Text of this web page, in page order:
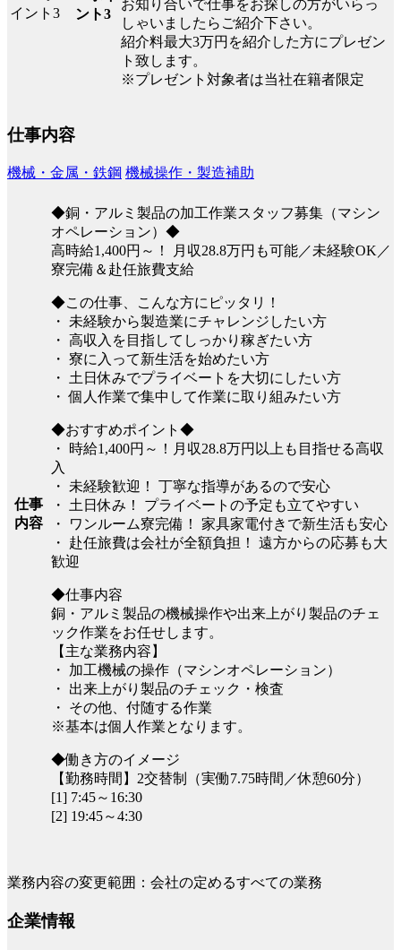
ント3
お知り合いで仕事をお探しの方がいらっ
しゃいましたらご紹介下さい。
紹介料最大3万円を紹介した方にプレゼン
ト致します。
※プレゼント対象者は当社在籍者限定
仕事内容
機械・金属・鉄鋼 機械操作・製造補助
仕事
内容
◆銅・アルミ製品の加工作業スタッフ募集（マシン
オペレーション）◆
高時給1,400円～！ 月収28.8万円も可能／未経験OK／
寮完備＆赴任旅費支給
◆この仕事、こんな方にピッタリ！
・ 未経験から製造業にチャレンジしたい方
・ 高収入を目指してしっかり稼ぎたい方
・ 寮に入って新生活を始めたい方
・ 土日休みでプライベートを大切にしたい方
・ 個人作業で集中して作業に取り組みたい方
◆おすすめポイント◆
・ 時給1,400円～！月収28.8万円以上も目指せる高収
入
・ 未経験歓迎！ 丁寧な指導があるので安心
・ 土日休み！ プライベートの予定も立てやすい
・ ワンルーム寮完備！ 家具家電付きで新生活も安心
・ 赴任旅費は会社が全額負担！ 遠方からの応募も大
歓迎
◆仕事内容
銅・アルミ製品の機械操作や出来上がり製品のチェ
ック作業をお任せします。
【主な業務内容】
・ 加工機械の操作（マシンオペレーション）
・ 出来上がり製品のチェック・検査
・ その他、付随する作業
※基本は個人作業となります。
◆働き方のイメージ
【勤務時間】2交替制（実働7.75時間／休憩60分）
[1] 7:45～16:30
[2] 19:45～4:30
業務内容の変更範囲：会社の定めるすべての業務
企業情報